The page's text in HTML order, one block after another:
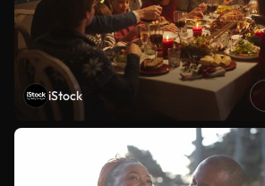
iStock